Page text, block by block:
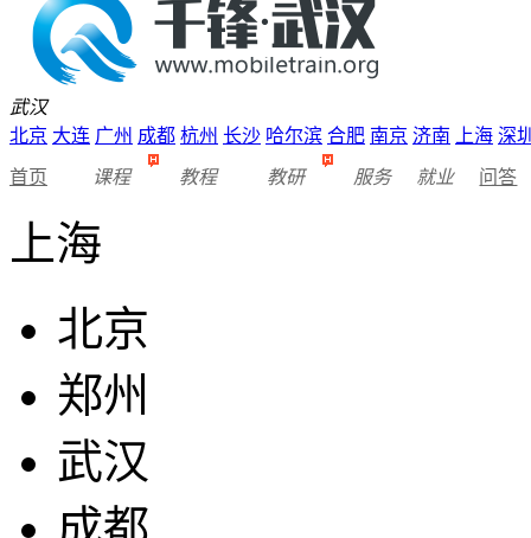
武汉
北京 大连 广州 成都 杭州 长沙 哈尔滨 合肥 南京 济南 上海 深
首页 课程 教程 教研 服务 就业 问答
上海
北京
郑州
武汉